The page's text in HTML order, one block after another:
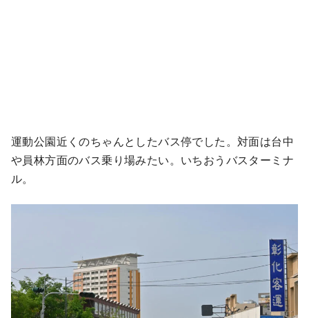
運動公園近くのちゃんとしたバス停でした。対面は台中
や員林方面のバス乗り場みたい。いちおうバスターミナ
ル。